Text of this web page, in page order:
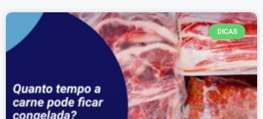
DICAS